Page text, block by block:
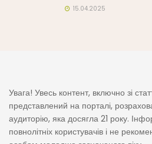
15.04.2025
Увага! Увесь контент, включно зі
представлений на порталі,
аудиторію, яка досягла 21 року.
повнолітніх користувачів і не